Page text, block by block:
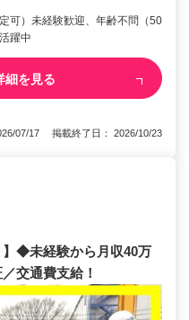
可）未経験歓迎、年齢不問（50
躍中
細を見る
07/17 掲載終了日： 2026/10/23
】◆未経験から月収40万
交通費支給！